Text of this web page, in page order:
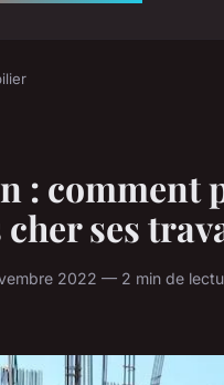
: comment
ses
2022 — 2 min de